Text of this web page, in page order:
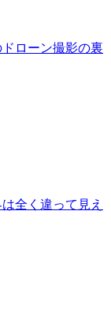
ローン撮影の裏
全く違って見え